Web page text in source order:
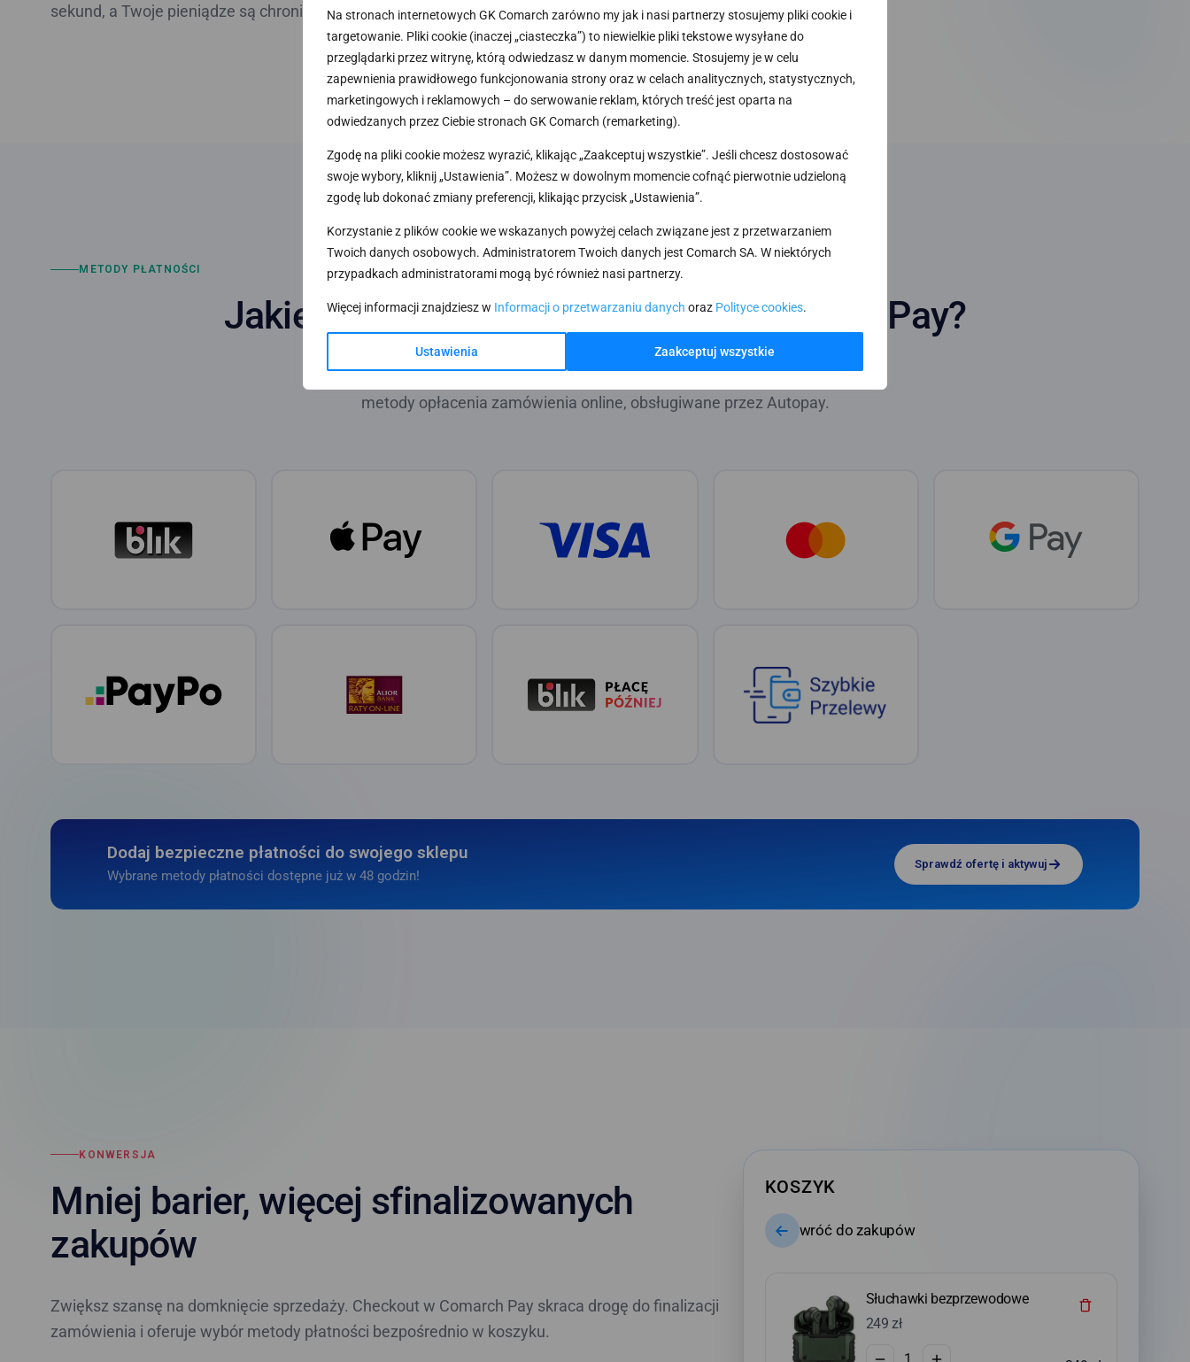
Na stronach internetowych GK Comarch zarówno my jak i nasi partnerzy stosujemy pliki cookie i
targetowanie. Pliki cookie (inaczej „ciasteczka”) to niewielkie pliki tekstowe wysyłane do
przeglądarki przez witrynę, którą odwiedzasz w danym momencie. Stosujemy je w celu
zapewnienia prawidłowego funkcjonowania strony oraz w celach analitycznych, statystycznych,
marketingowych i reklamowych – do serwowanie reklam, których treść jest oparta na
odwiedzanych przez Ciebie stronach GK Comarch (remarketing).
Zgodę na pliki cookie możesz wyrazić, klikając „Zaakceptuj wszystkie”. Jeśli chcesz dostosować
swoje wybory, kliknij „Ustawienia”. Możesz w dowolnym momencie cofnąć pierwotnie udzieloną
zgodę lub dokonać zmiany preferencji, klikając przycisk „Ustawienia”.
Korzystanie z plików cookie we wskazanych powyżej celach związane jest z przetwarzaniem
Twoich danych osobowych. Administratorem Twoich danych jest Comarch SA. W niektórych
przypadkach administratorami mogą być również nasi partnerzy.
Więcej informacji znajdziesz w Informacji o przetwarzaniu danych oraz Polityce cookies.
Ustawienia Zaakceptuj wszystkie
sekund, a Twoje pieniądze są chronione na każdym etapie.
METODY PŁATNOŚCI
Jakie metody płatności oferuje Comarch Pay?
Dzięki Comarch Pay możesz zaproponować swoim Klientom różne
metody opłacenia zamówienia online, obsługiwane przez Autopay.
Dodaj bezpieczne płatności do swojego sklepu
Wybrane metody płatności dostępne już w 48 godzin!
Sprawdź ofertę i aktywuj
KONWERSJA
Mniej barier, więcej sfinalizowanych
zakupów
Zwiększ szansę na domknięcie sprzedaży. Checkout w Comarch Pay skraca drogę do finalizacji
zamówienia i oferuje wybór metody płatności bezpośrednio w koszyku.
KOSZYK
wróć do zakupów
Słuchawki bezprzewodowe
249 zł